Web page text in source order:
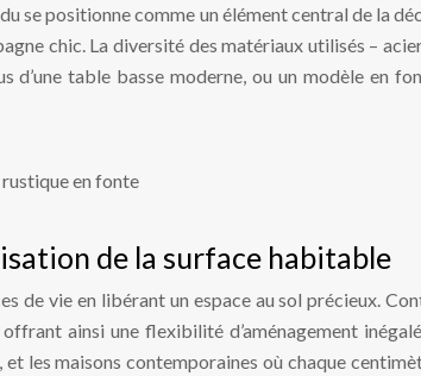
se positionne comme un élément central de la
chic. La diversité des matériaux utilisés –
d’une table basse moderne, ou un modèle
de la surface habitable
de vie en libérant un espace au sol précieux.
ainsi une flexibilité d’aménagement
les maisons contemporaines où chaque